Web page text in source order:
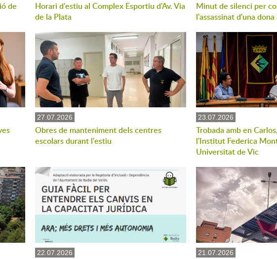
de
Horari d'estiu al Complex Esportiu d'Av. Via
de la Plata
Minut de silenci per
l'assassinat d'una
27.07.2026
Obres de manteniment dels centres
escolars durant l'estiu
23.07.2026
Trobada amb en
l'Institut Federica
Universitat de Vic
22.07.2026 21.07.2026